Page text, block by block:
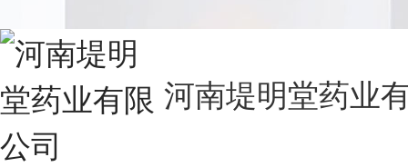
河南堤明堂药业